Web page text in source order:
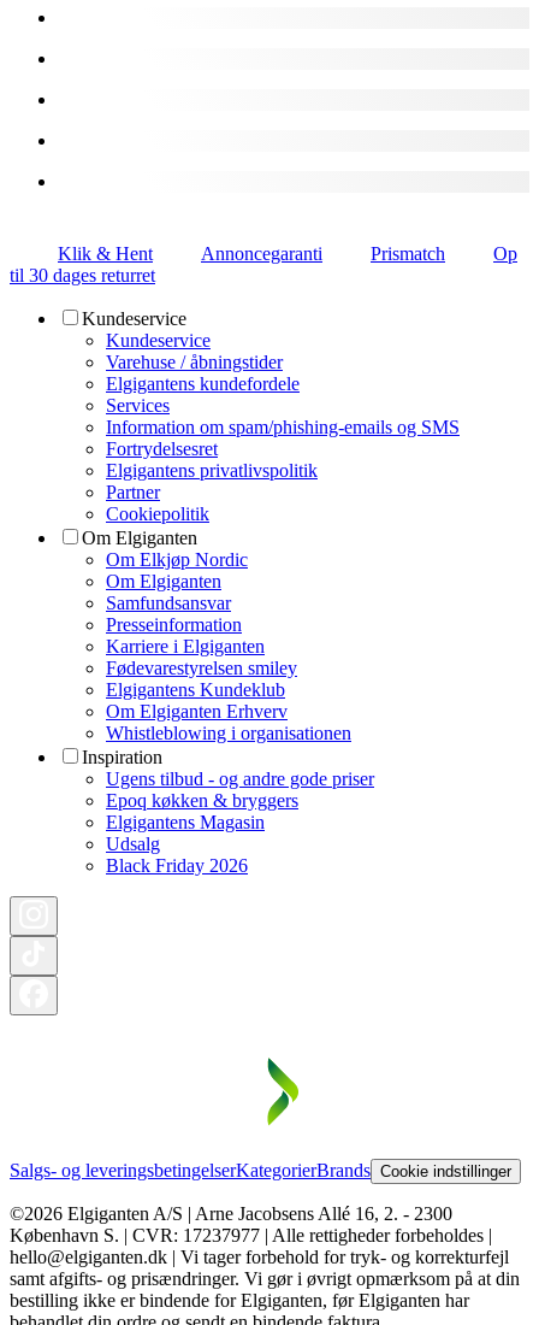
Klik & Hent Annoncegaranti Prismatch
Op
til 30 dages returret
Kundeservice
Kundeservice
Varehuse / åbningstider
Elgigantens kundefordele
Services
Information om spam/phishing-emails og SMS
Fortrydelsesret
Elgigantens privatlivspolitik
Partner
Cookiepolitik
Om Elgiganten
Om Elkjøp Nordic
Om Elgiganten
Samfundsansvar
Presseinformation
Karriere i Elgiganten
Fødevarestyrelsen smiley
Elgigantens Kundeklub
Om Elgiganten Erhverv
Whistleblowing i organisationen
Inspiration
Ugens tilbud - og andre gode priser
Epoq køkken & bryggers
Elgigantens Magasin
Udsalg
Black Friday 2026
Salgs- og leveringsbetingelserKategorierBrands Cookie indstillinger
©2026 Elgiganten A/S | Arne Jacobsens Allé 16, 2. - 2300
København S. | CVR: 17237977 | Alle rettigheder forbeholdes |
hello@elgiganten.dk | Vi tager forbehold for tryk- og korrekturfejl
samt afgifts- og prisændringer. Vi gør i øvrigt opmærksom på at din
bestilling ikke er bindende for Elgiganten, før Elgiganten har